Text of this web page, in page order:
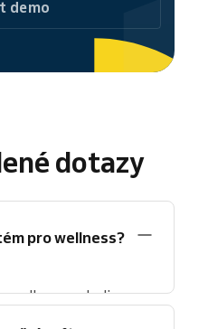
demo
dotazy
pro wellness?
wellness nebolispa